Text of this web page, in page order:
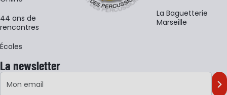
44 ans de
rencontres
Écoles
La Baguetterie
Marseille
La newsletter
Adresse e-mail